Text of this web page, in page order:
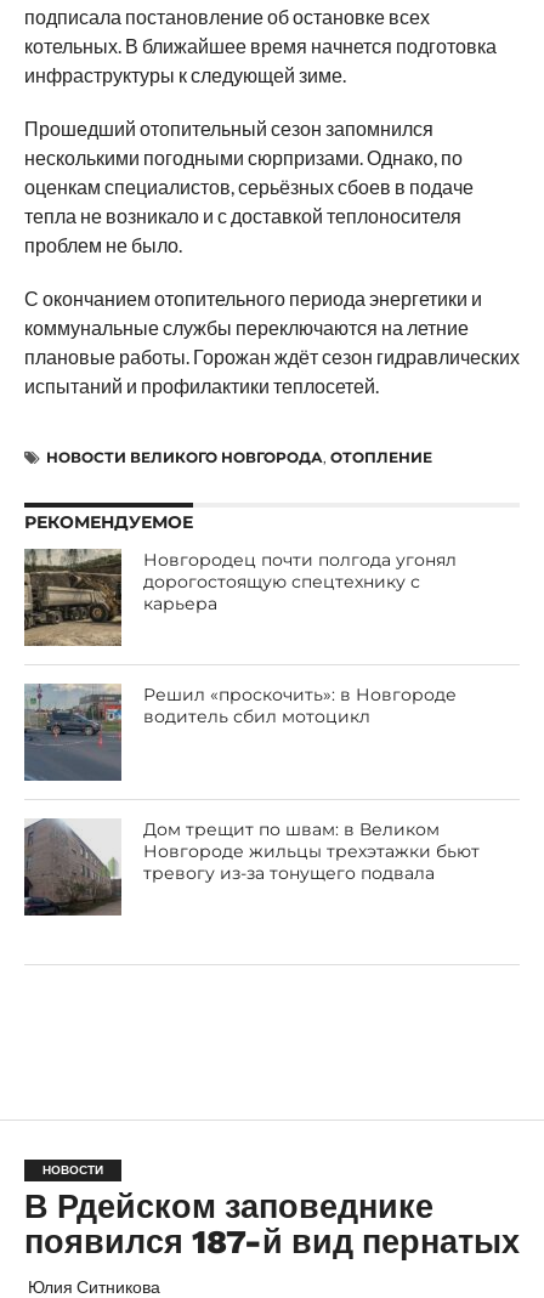
подписала постановление об остановке всех
котельных. В ближайшее время начнется подготовка
инфраструктуры к следующей зиме.
Прошедший отопительный сезон запомнился
несколькими погодными сюрпризами. Однако, по
оценкам специалистов, серьёзных сбоев в подаче
тепла не возникало и с доставкой теплоносителя
проблем не было.
С окончанием отопительного периода энергетики и
коммунальные службы переключаются на летние
плановые работы. Горожан ждёт сезон гидравлических
испытаний и профилактики теплосетей.
НОВОСТИ ВЕЛИКОГО НОВГОРОДА, ОТОПЛЕНИЕ
РЕКОМЕНДУЕМОЕ
Новгородец почти полгода угонял
дорогостоящую спецтехнику с
карьера
Решил «проскочить»: в Новгороде
водитель сбил мотоцикл
Дом трещит по швам: в Великом
Новгороде жильцы трехэтажки бьют
тревогу из-за тонущего подвала
НОВОСТИ
В Рдейском заповеднике
появился 187-й вид пернатых
Юлия Ситникова